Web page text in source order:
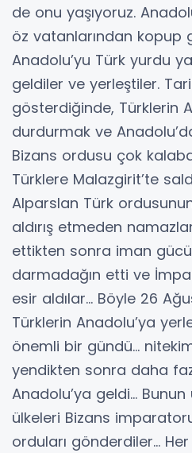
de onu yaşıyoruz.
öz vatanlarından kopup
Anadolu’yu Türk yurdu
geldiler ve yerleştiler.
gösterdiğinde, Türklerin
durdurmak ve
Bizans ordusu çok
Türklere Malazgirit’te
Alparslan Türk
aldırış etmeden
ettikten sonra iman
darmadağın etti ve
esir aldılar… Böyle 26
Türklerin Anadolu’ya
önemli bir gündü…
yendikten sonra daha
Anadolu’ya geldi…
ülkeleri Bizans
orduları gönderdiler…